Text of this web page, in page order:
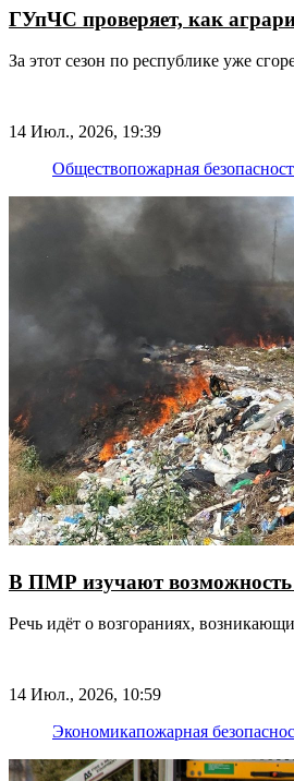
ГУпЧС проверяет, как
За этот сезон по республике уже
14 Июл., 2026, 19:39
Обществопожарная
В ПМР изучают возможность
Речь идёт о возгораниях,
14 Июл., 2026, 10:59
Экономикапожарная